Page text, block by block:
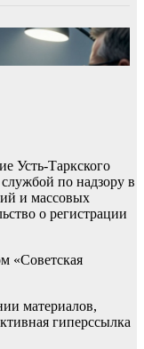
Усть-Таркского
по надзору в
и массовых
о регистрации
«Советская
материалов,
гиперссылка